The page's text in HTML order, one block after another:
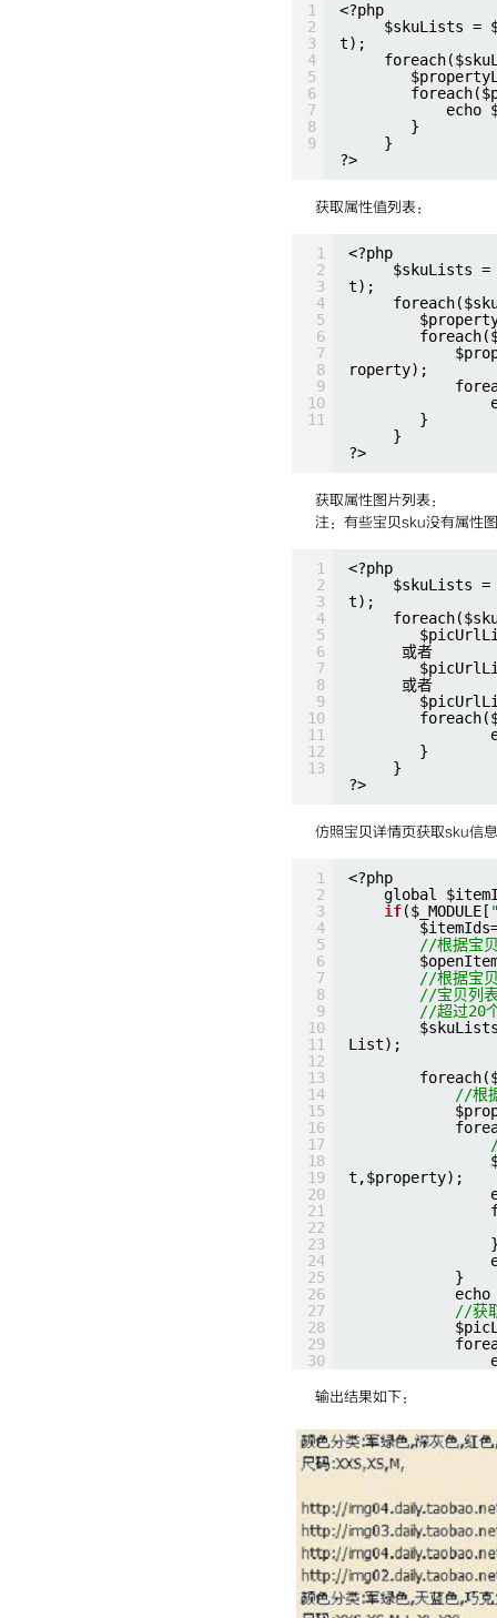
1
2
3
4
5
6
7
8
9
<?php
$skuLists =
t);
echo
}
}
?>
获取属性值列表：
1
2
3
4
5
6
7
8
9
10
11
<?php
$skuLists =
t);
roperty);
}
}
?>
获取属性图片列表：
注：有些宝贝sku没有属性
1
2
3
4
5
6
7
8
9
10
11
12
13
<?php
$skuLists =
t);
或者
或者
}
}
?>
仿照宝贝详情页获取sku信
1
2
3
4
5
6
7
8
9
10
11
12
13
14
15
16
17
18
19
20
21
22
23
24
25
26
27
28
29
30
32
<?php
global
if($_MODULE[
//根据宝
//根据宝
//宝贝列
//超过20
$skuLists
List);
//根
t,$property);
}
//获
?>
输出结果如下：